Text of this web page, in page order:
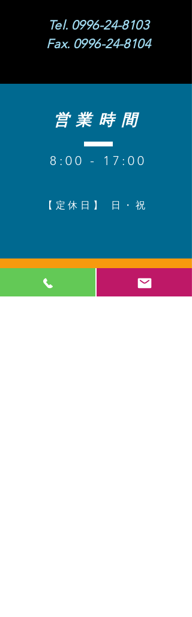
Tel. 0996-24-8103
Fax. 0996-24-8104
営業時間
8 :00 - 17:00
【定休日】 日・祝​
コンタクト